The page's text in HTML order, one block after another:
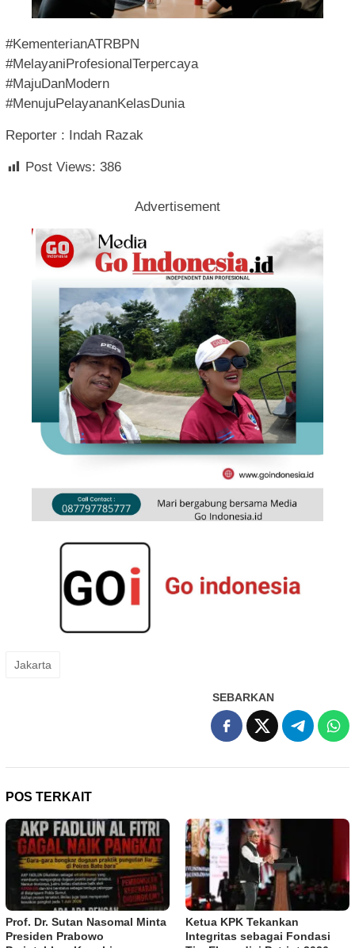
#KementerianATRBPN
#MelayaniProfesionalTerpercaya
#MajuDanModern
#MenujuPelayananKelasDunia
Reporter : Indah Razak
Post Views: 386
Advertisement
Jakarta
SEBARKAN
POS TERKAIT
Prof. Dr. Sutan Nasomal Minta
Presiden Prabowo
Ketua KPK Tekankan
Integritas sebagai Fondasi